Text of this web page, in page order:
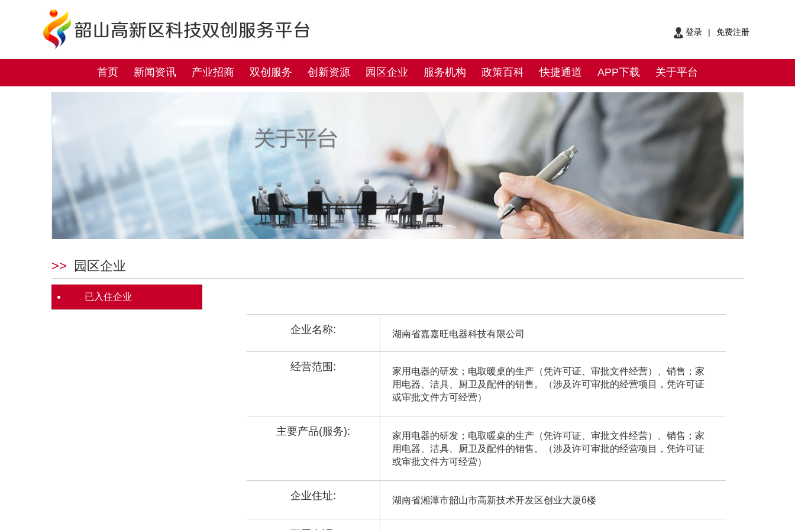
登录 | 免费注册
首页 新闻资讯 产业招商 双创服务 创新资源 园区企业 服务机构 政策百科 快捷通道 APP下载 关于平台
>> 园区企业
已入住企业
企业名称: 湖南省嘉嘉旺电器科技有限公司
经营范围:
家用电器的研发；电取暖桌的生产（凭许可证、审批文件经营）、销售；家
用电器、洁具、厨卫及配件的销售。（涉及许可审批的经营项目，凭许可证
或审批文件方可经营）
主要产品(服务):
家用电器的研发；电取暖桌的生产（凭许可证、审批文件经营）、销售；家
用电器、洁具、厨卫及配件的销售。（涉及许可审批的经营项目，凭许可证
或审批文件方可经营）
企业住址: 湖南省湘潭市韶山市高新技术开发区创业大厦6楼